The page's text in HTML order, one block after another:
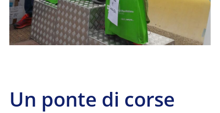
Un ponte di corse